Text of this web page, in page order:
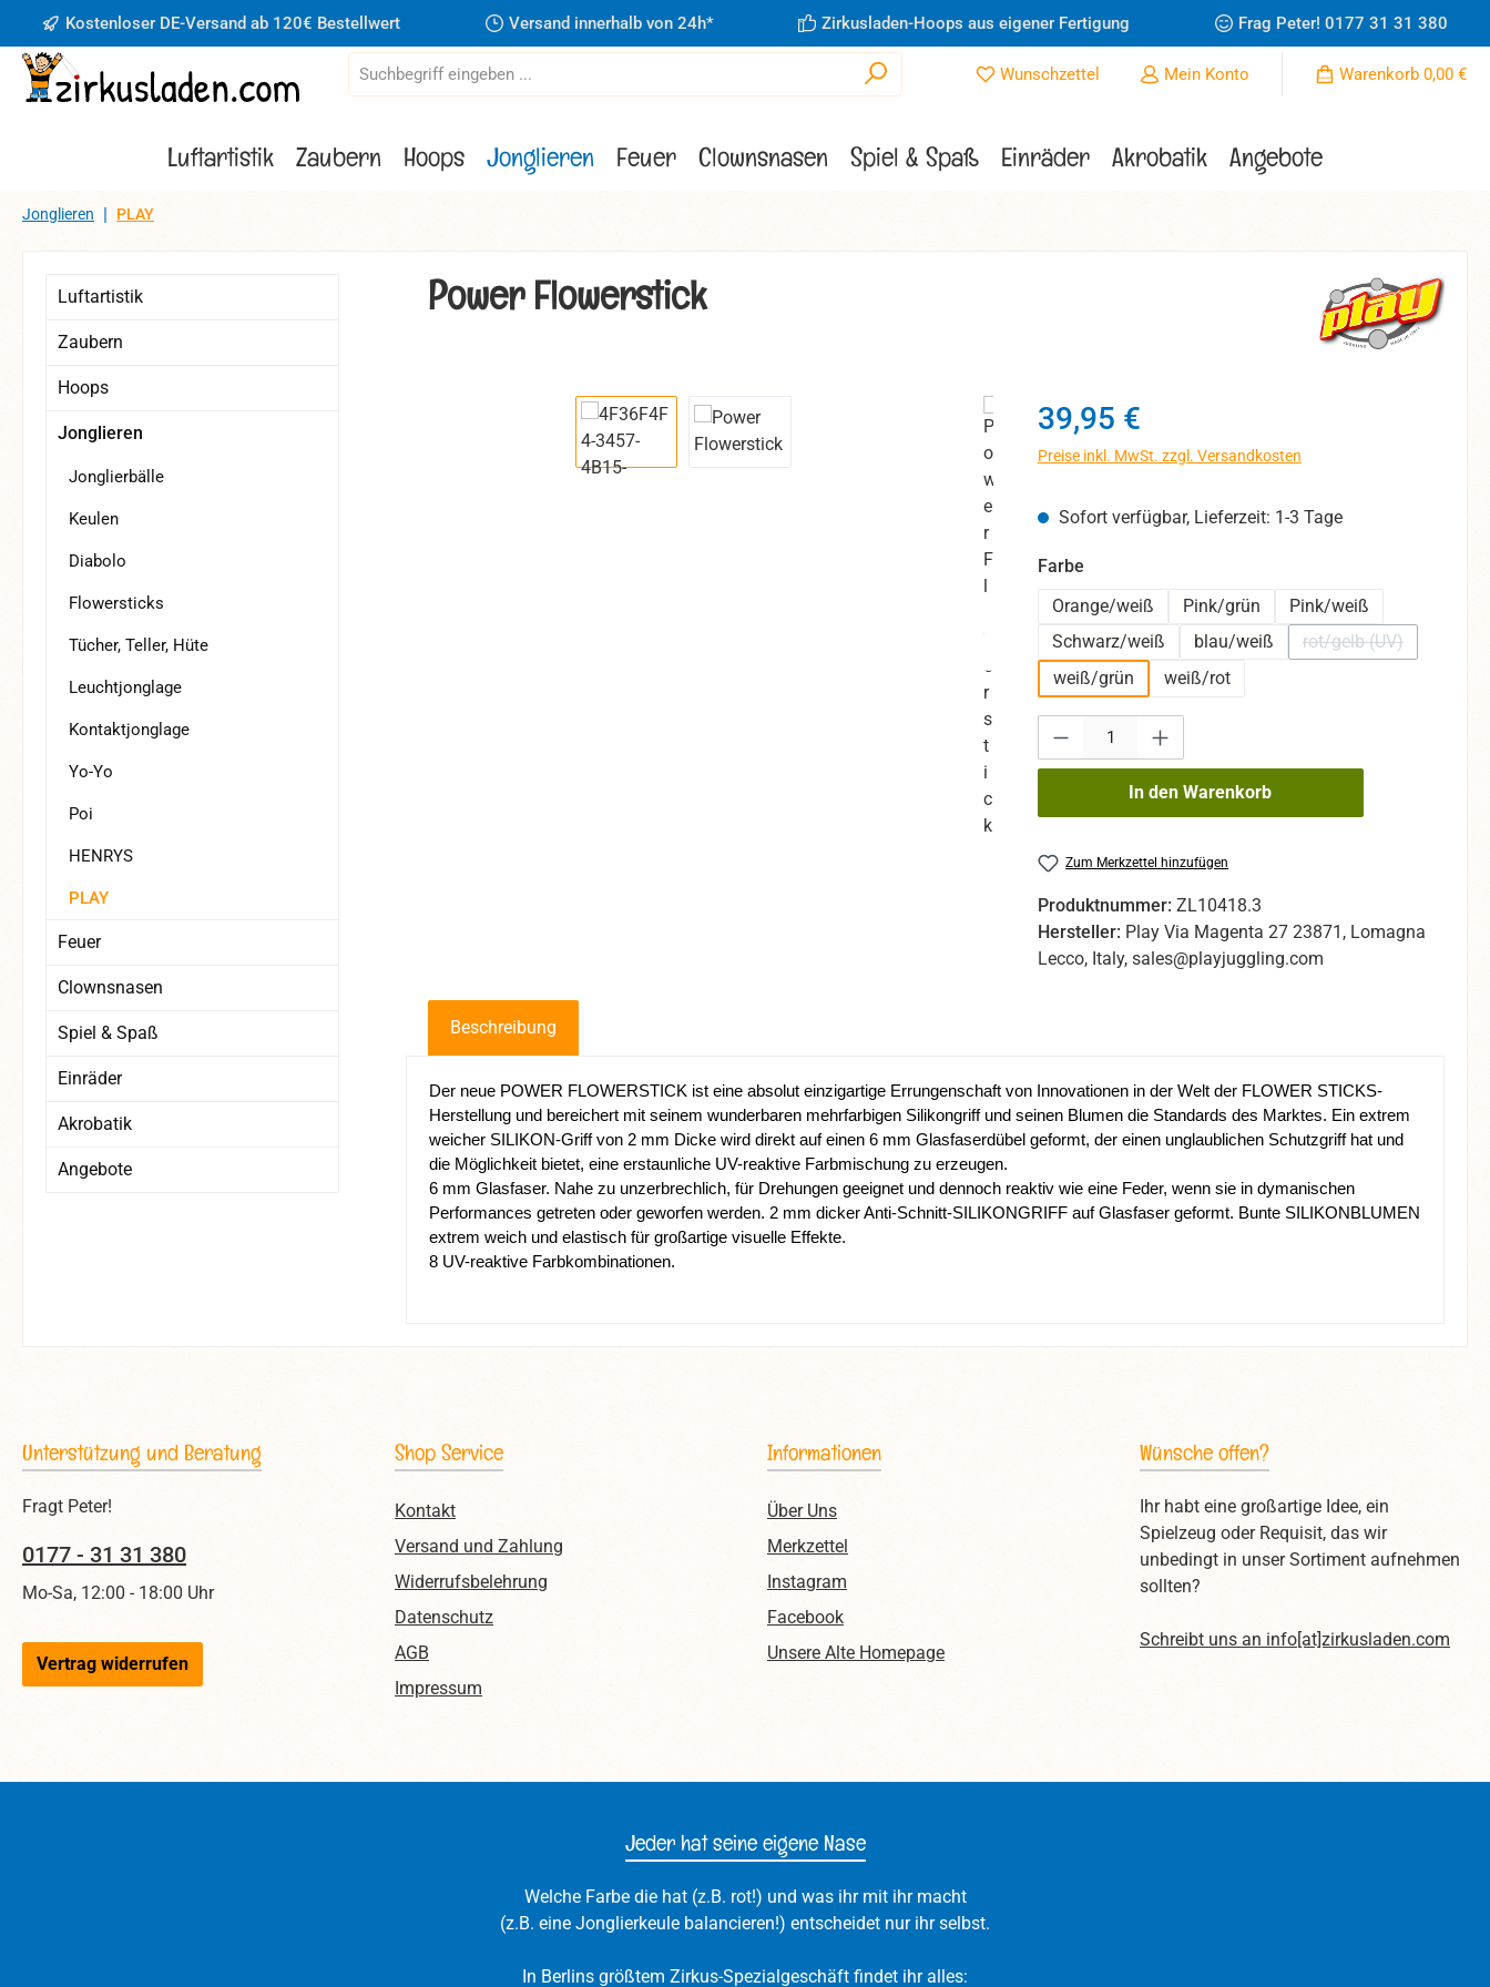
Hauptinhalt springen
Zur Suche springen
Zur Hauptnavigation springen
Kostenloser DE-Versand ab 120€ Bestellwert Versand innerhalb von 24h* Zirkusladen-Hoops aus eigener Fertigung Frag Peter! 0177 31 31 380
Wunschzettel Du hast 0 Produkte auf dem Merkzettel
Mein Konto Warenkorb 0,00 €
Luftartistik Zaubern Hoops Jonglieren Feuer Clownsnasen Spiel & Spaß Einräder Akrobatik Angebote
Jonglieren | PLAY
Luftartistik
Zaubern
Hoops
Jonglieren
Jonglierbälle
Keulen
Diabolo
Flowersticks
Tücher, Teller, Hüte
Leuchtjonglage
Kontaktjonglage
Yo-Yo
Poi
HENRYS
PLAY
Feuer
Clownsnasen
Spiel & Spaß
Einräder
Akrobatik
Angebote
Power Flowerstick
Bildergalerie überspringen Regulärer Preis:
39,95 €
Preise inkl. MwSt. zzgl. Versandkosten
Sofort verfügbar, Lieferzeit: 1-3 Tage
Farbeauswählen
Orange/weiß
Pink/grün
Pink/weiß
Schwarz/weiß
blau/weiß rot/gelb (UV)
(Diese Option ist
weiß/grün weiß/rot
In den Warenkorb
Zum Merkzettel hinzufügen
Produktnummer: ZL10418.3
Hersteller: Play Via Magenta 27 23871, Lomagna
Lecco, Italy, sales@playjuggling.com
Beschreibung
Der neue POWER FLOWERSTICK ist eine absolut einzigartige Errungenschaft von Innovationen in der Welt der FLOWER STICKS-
Herstellung und bereichert mit seinem wunderbaren mehrfarbigen Silikongriff und seinen Blumen die Standards des Marktes. Ein extrem
weicher SILIKON-Griff von 2 mm Dicke wird direkt auf einen 6 mm Glasfaserdübel geformt, der einen unglaublichen Schutzgriff hat und
die Möglichkeit bietet, eine erstaunliche UV-reaktive Farbmischung zu erzeugen.
6 mm Glasfaser. Nahe zu unzerbrechlich, für Drehungen geeignet und dennoch reaktiv wie eine Feder, wenn sie in dymanischen
Performances getreten oder geworfen werden. 2 mm dicker Anti-Schnitt-SILIKONGRIFF auf Glasfaser geformt. Bunte SILIKONBLUMEN
extrem weich und elastisch für großartige visuelle Effekte.
8 UV-reaktive Farbkombinationen.
Unterstützung und Beratung
Fragt Peter!
0177 - 31 31 380
Mo-Sa, 12:00 - 18:00 Uhr
Vertrag widerrufen
Shop Service
Kontakt
Versand und Zahlung
Widerrufsbelehrung
Datenschutz
AGB
Impressum
Informationen
Über Uns
Merkzettel
Instagram
Facebook
Unsere Alte Homepage
Wünsche offen?
Ihr habt eine großartige Idee, ein
Spielzeug oder Requisit, das wir
unbedingt in unser Sortiment aufnehmen
sollten?
Schreibt uns an info[at]zirkusladen.com
Jeder hat seine eigene Nase
Welche Farbe die hat (z.B. rot!) und was ihr mit ihr macht
(z.B. eine Jonglierkeule balancieren!) entscheidet nur ihr selbst.
In Berlins größtem Zirkus-Spezialgeschäft findet ihr alles: